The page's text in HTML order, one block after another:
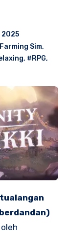
2025
Sim,
, #RPG,